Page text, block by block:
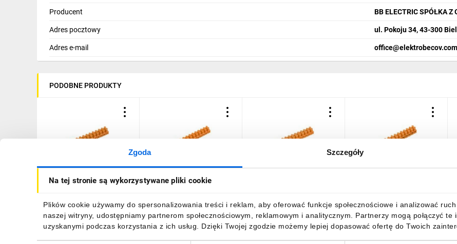
Zgoda Szczegóły
Na tej stronie są wykorzystywane pliki cookie
Plików cookie używamy do spersonalizowania treści i reklam, aby oferować funkcje społecznościowe i analizować
naszej witryny, udostępniamy partnerom społecznościowym, reklamowym i analitycznym. Partnerzy mogą połączyć
uzyskanymi podczas korzystania z ich usług. Dzięki Twojej zgodzie możemy lepiej dopasować ofertę do Twoich
Producent BB ELECTRIC SPÓŁKA Z
Adres pocztowy ul. Pokoju 34, 43-300
Adres e-mail
PODOBNE PRODUKTY
Listwa zaciskowa
gwintowa 12-torowa
12-4.0 21310108
8,66 złbrutto
Listwa zaciskowa
gwintowa 12-torowa
12-6.0 21412108
9,85 złbrutto
LTF 12-2,5 21210108
6,16 złbrutto
400V LTF 12-10.0
21512108
16,51 złbrutto